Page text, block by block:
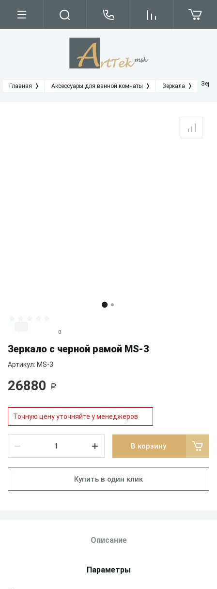
Главная Аксессуары для ванной комнаты Зеркала
                              0
Зеркало с черной рамой MS-3
Артикул: MS-3
26880
Точную цену уточняйте у менеджеров
В корзину
Купить в один клик
Описание
Параметры